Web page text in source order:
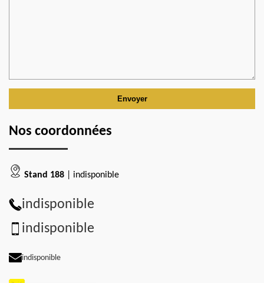
Nos coordonnées
Stand 188 | indisponible
indisponible
indisponible
indisponible